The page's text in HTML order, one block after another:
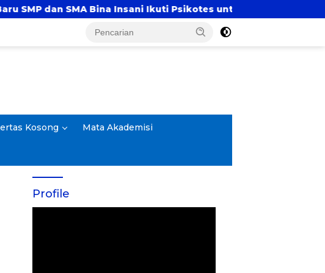
Insani Ikuti Psikotes untuk Pemetaaan Diagnostik Awal
Kosong Mata Akademisi
Profile